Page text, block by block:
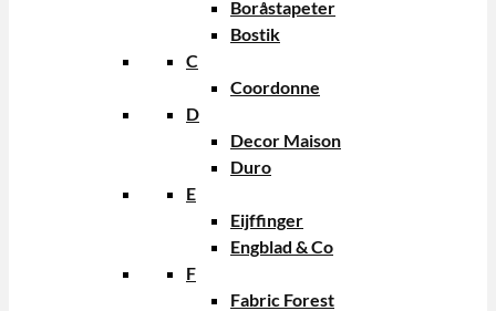
Boråstapeter
Bostik
C
Coordonne
D
Decor Maison
Duro
E
Eijffinger
Engblad & Co
F
Fabric Forest